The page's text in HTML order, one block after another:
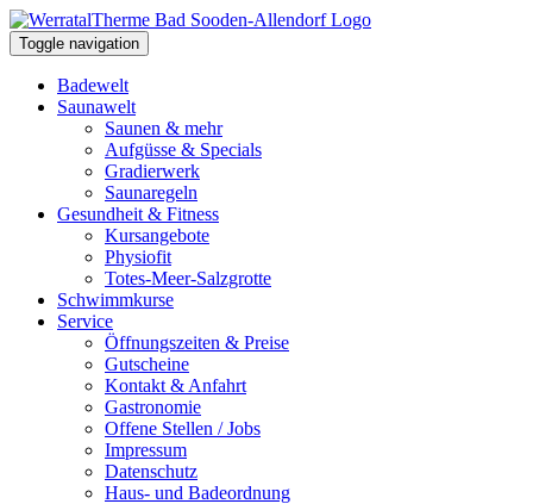
Toggle navigation
Badewelt
Saunawelt
Saunen & mehr
Aufgüsse & Specials
Gradierwerk
Saunaregeln
Gesundheit & Fitness
Kursangebote
Physiofit
Totes-Meer-Salzgrotte
Schwimmkurse
Service
Öffnungszeiten & Preise
Gutscheine
Kontakt & Anfahrt
Gastronomie
Offene Stellen / Jobs
Impressum
Datenschutz
Haus- und Badeordnung